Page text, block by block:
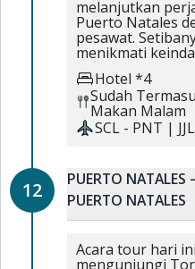
melanjutkan
Puerto Natales
pesawat.
menikmati
Hotel *4
Sudah
Makan Malam
SCL - PNT |
12
PUERTO NATALES
PUERTO NATALES
Acara tour hari
mengunjungi